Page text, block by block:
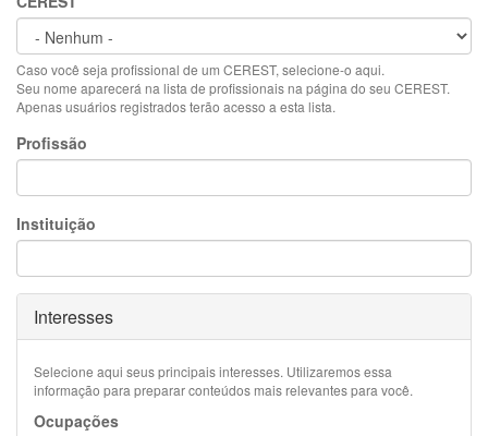
Caso você seja profissional de um CEREST, selecione-o aqui.
Seu nome aparecerá na lista de profissionais na página do seu CEREST.
Apenas usuários registrados terão acesso a esta lista.
Profissão
Instituição
Ocultar
Interesses
Selecione aqui seus principais interesses. Utilizaremos essa
informação para preparar conteúdos mais relevantes para você.
Ocupações